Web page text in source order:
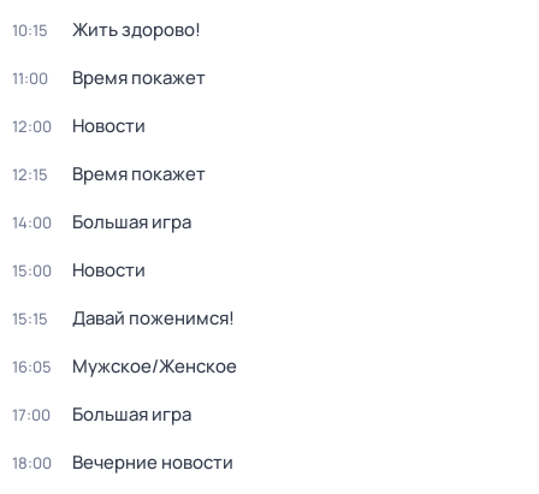
10:15 Жить здорово!
11:00 Время покажет
12:00 Новости
12:15 Время покажет
14:00 Большая игра
15:00 Новости
15:15 Давай поженимся!
16:05 Мужское/Женское
17:00 Большая игра
18:00 Вечерние новости